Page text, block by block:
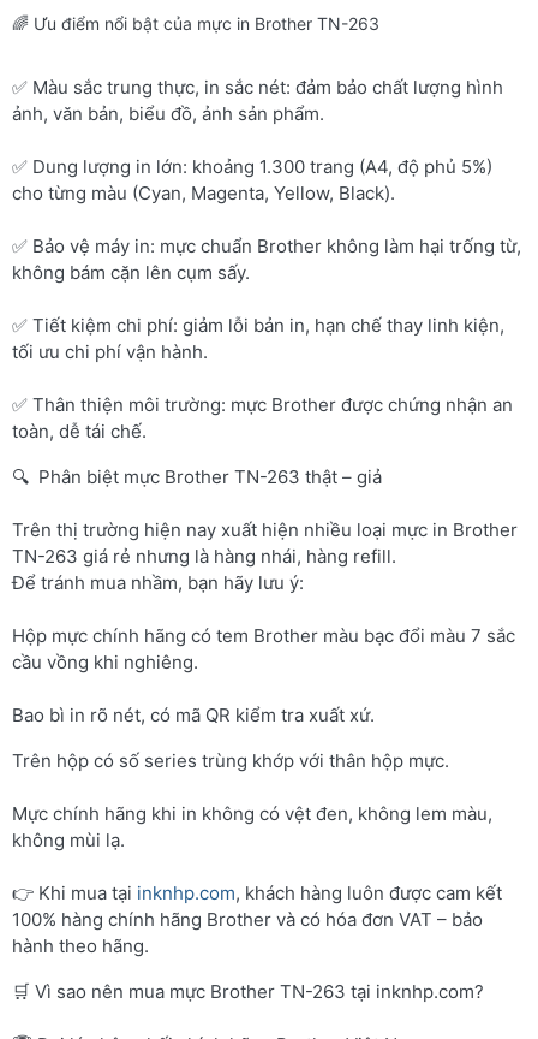
🌈 Ưu điểm nổi bật của mực in Brother TN-263
✅ Màu sắc trung thực, in sắc nét: đảm bảo chất lượng hình
ảnh, văn bản, biểu đồ, ảnh sản phẩm.
✅ Dung lượng in lớn: khoảng 1.300 trang (A4, độ phủ 5%)
cho từng màu (Cyan, Magenta, Yellow, Black).
✅ Bảo vệ máy in: mực chuẩn Brother không làm hại trống từ,
không bám cặn lên cụm sấy.
✅ Tiết kiệm chi phí: giảm lỗi bản in, hạn chế thay linh kiện,
tối ưu chi phí vận hành.
✅ Thân thiện môi trường: mực Brother được chứng nhận an
toàn, dễ tái chế.
🔍 Phân biệt mực Brother TN-263 thật – giả
Trên thị trường hiện nay xuất hiện nhiều loại mực in Brother
TN-263 giá rẻ nhưng là hàng nhái, hàng refill.
Để tránh mua nhầm, bạn hãy lưu ý:
Hộp mực chính hãng có tem Brother màu bạc đổi màu 7 sắc
cầu vồng khi nghiêng.
Bao bì in rõ nét, có mã QR kiểm tra xuất xứ.
Trên hộp có số series trùng khớp với thân hộp mực.
Mực chính hãng khi in không có vệt đen, không lem màu,
không mùi lạ.
👉 Khi mua tại inknhp.com, khách hàng luôn được cam kết
100% hàng chính hãng Brother và có hóa đơn VAT – bảo
hành theo hãng.
🛒 Vì sao nên mua mực Brother TN-263 tại inknhp.com?